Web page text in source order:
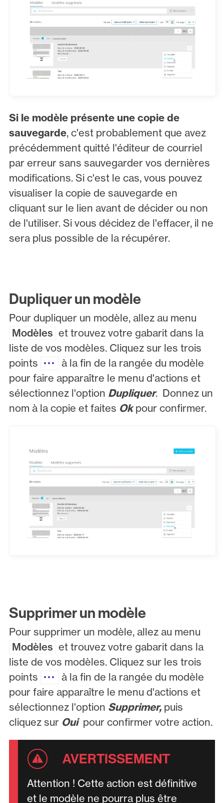
Si le modèle présente une copie de
sauvegarde, c'est probablement que avez
précédemment quitté l'éditeur de courriel
par erreur sans sauvegarder vos dernières
modifications. Si c'est le cas, vous pouvez
visualiser la copie de sauvegarde en
cliquant sur le lien avant de décider ou non
de l'utiliser. Si vous décidez de l'effacer, il ne
sera plus possible de la récupérer.
Dupliquer un modèle
Pour dupliquer un modèle, allez au menu
Modèles et trouvez votre gabarit dans la
liste de vos modèles. Cliquez sur les trois
points
à la fin de la rangée du modèle
pour faire apparaître le menu d'actions et
sélectionnez l'option Dupliquer. Donnez un
nom à la copie et faites Okpour confirmer.
Supprimer un modèle
Pour supprimer un modèle, allez au menu
Modèles et trouvez votre gabarit dans la
liste de vos modèles. Cliquez sur les trois
points
à la fin de la rangée du modèle
pour faire apparaître le menu d'actions et
sélectionnez l'option Supprimer, puis
cliquez sur Oui pour confirmer votre action.
Attention ! Cette action est définitive
et le modèle ne pourra plus être